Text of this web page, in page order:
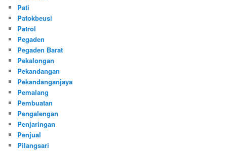
Pati
Patokbeusi
Patrol
Pegaden
Pegaden Barat
Pekalongan
Pekandangan
Pekandanganjaya
Pemalang
Pembuatan
Pengalengan
Penjaringan
Penjual
Pilangsari